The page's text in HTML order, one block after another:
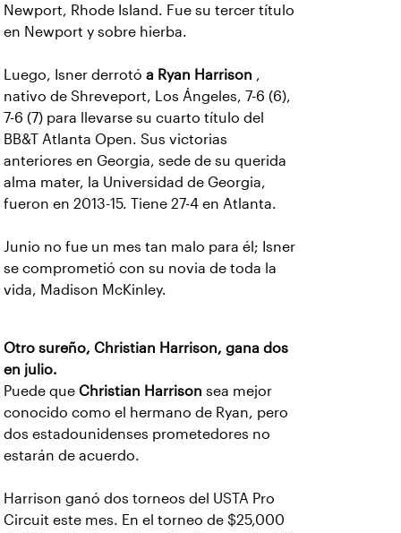
Newport, Rhode Island. Fue su tercer título
en Newport y sobre hierba.
Luego, Isner derrotó a Ryan Harrison ,
nativo de Shreveport, Los Ángeles, 7-6 (6),
7-6 (7) para llevarse su cuarto título del
BB&T Atlanta Open. Sus victorias
anteriores en Georgia, sede de su querida
alma mater, la Universidad de Georgia,
fueron en 2013-15. Tiene 27-4 en Atlanta.
Junio no fue un mes tan malo para él; Isner
se comprometió con su novia de toda la
vida, Madison McKinley.
Otro sureño, Christian Harrison, gana dos
en julio.
Puede que Christian Harrison sea mejor
conocido como el hermano de Ryan, pero
dos estadounidenses prometedores no
estarán de acuerdo.
Harrison ganó dos torneos del USTA Pro
Circuit este mes. En el torneo de $25,000